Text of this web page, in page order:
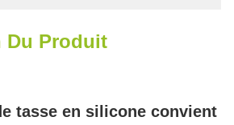
Du Produit
tasse en silicone convient